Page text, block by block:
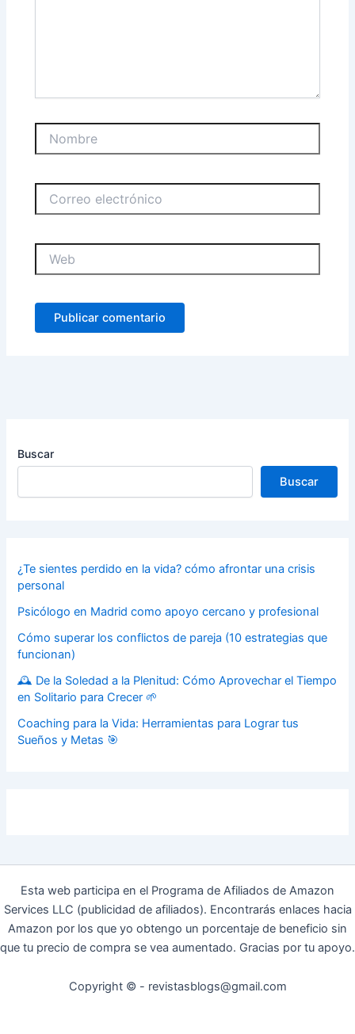
electrónico
Buscar
Buscar
¿Te sientes perdido en la vida? cómo afrontar una crisis
personal
Psicólogo en Madrid como apoyo cercano y profesional
Cómo superar los conflictos de pareja (10 estrategias que
funcionan)
🕰️ De la Soledad a la Plenitud: Cómo Aprovechar el Tiempo
en Solitario para Crecer 🌱
Coaching para la Vida: Herramientas para Lograr tus
Sueños y Metas 🎯
Esta web participa en el Programa de Afiliados de Amazon
Services LLC (publicidad de afiliados). Encontrarás enlaces hacia
Amazon por los que yo obtengo un porcentaje de beneficio sin
que tu precio de compra se vea aumentado. Gracias por tu apoyo.
Copyright © - revistasblogs@gmail.com